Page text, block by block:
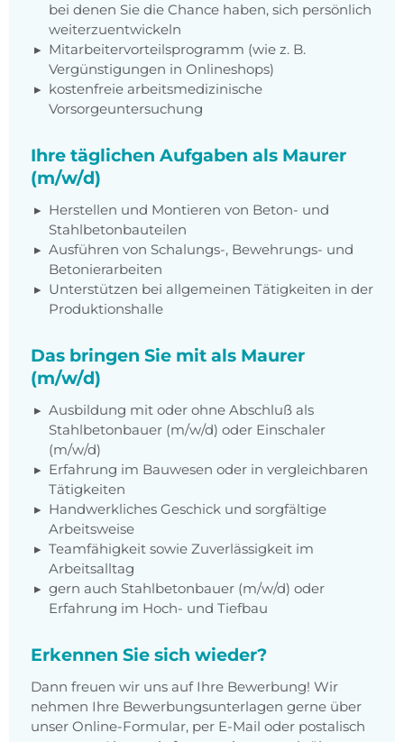
bei denen Sie die Chance haben, sich persönlich
weiterzuentwickeln
Mitarbeitervorteilsprogramm (wie z. B.
Vergünstigungen in Onlineshops)
kostenfreie arbeitsmedizinische
Vorsorgeuntersuchung
Ihre täglichen Aufgaben als Maurer
(m/w/d)
Herstellen und Montieren von Beton- und
Stahlbetonbauteilen
Ausführen von Schalungs-, Bewehrungs- und
Betonierarbeiten
Unterstützen bei allgemeinen Tätigkeiten in der
Produktionshalle
Das bringen Sie mit als Maurer
(m/w/d)
Ausbildung mit oder ohne Abschluß als
Stahlbetonbauer (m/w/d) oder Einschaler
(m/w/d)
Erfahrung im Bauwesen oder in vergleichbaren
Tätigkeiten
Handwerkliches Geschick und sorgfältige
Arbeitsweise
Teamfähigkeit sowie Zuverlässigkeit im
Arbeitsalltag
gern auch Stahlbetonbauer (m/w/d) oder
Erfahrung im Hoch- und Tiefbau
Erkennen Sie sich wieder?
Dann freuen wir uns auf Ihre Bewerbung! Wir
nehmen Ihre Bewerbungsunterlagen gerne über
unser Online-Formular, per E-Mail oder postalisch